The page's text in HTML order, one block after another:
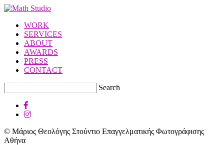
WORK
SERVICES
ABOUT
AWARDS
PRESS
CONTACT
Search
© Μάριος Θεολόγης Στούντιο Επαγγελματικής Φωτογράφισης
Αθήνα